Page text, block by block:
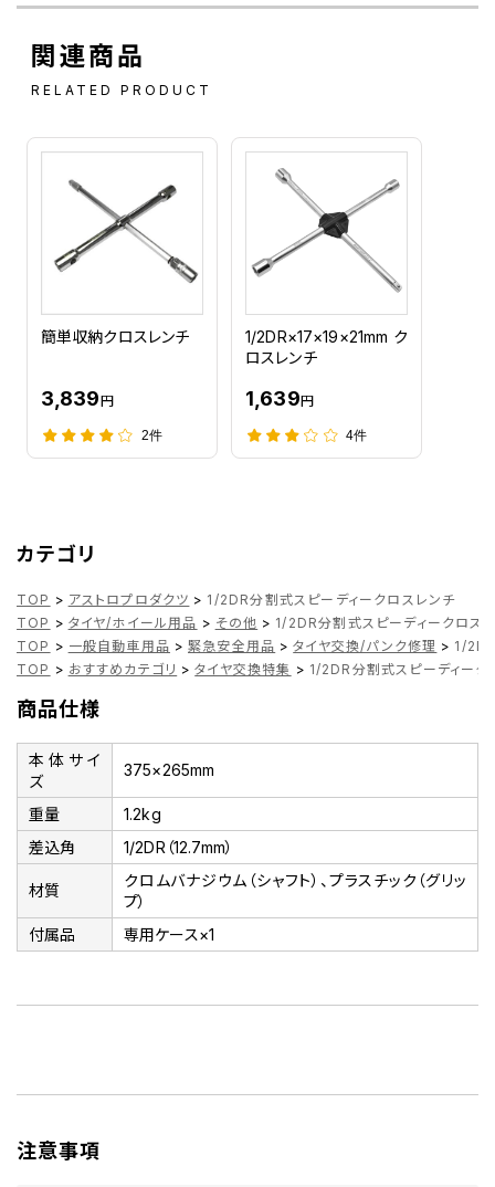
関連商品
RELATED PRODUCT
簡単収納クロスレンチ
3,839円
2件
1/2DR×17×19×21mm ク
ロスレンチ
1,639円
4件
カテゴリ
TOP > アストロプロダクツ > 1/2DR分割式スピーディークロスレンチ
TOP > タイヤ/ホイール用品 > その他 > 1/2DR分割式スピーディークロス
TOP > 一般自動車用品 > 緊急安全用品 > タイヤ交換/パンク修理 > 1/
TOP > おすすめカテゴリ > タイヤ交換特集 > 1/2DR分割式スピーディーク
商品仕様
本体サイ
ズ
375×265mm
重量
1.2kg
差込角
1/2DR（12.7mm）
材質
クロムバナジウム（シャフト）、プラスチック（グリッ
プ）
付属品
専用ケース×1
注意事項